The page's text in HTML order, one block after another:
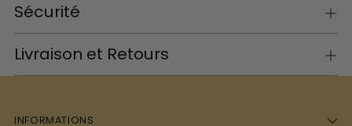
Sécurité
Livraison et Retours
INFORMATIONS